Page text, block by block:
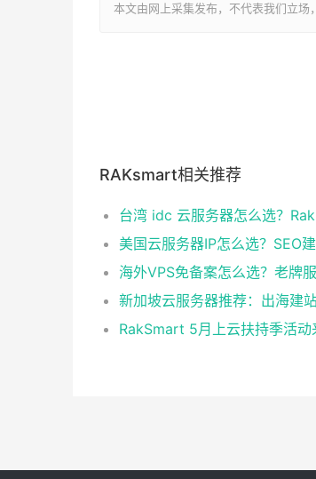
本文由网上采集发布，不代表我们立
RAKsmart相关推荐